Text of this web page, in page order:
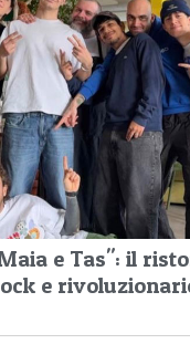
e Tas": il
e